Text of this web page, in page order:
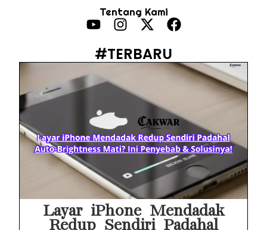
Prabowo Sebut ‘Londo Ireng’, Ray Rangkuti Desak DPR Bersikap, Ini Ulasan Politiknya
MAKI Soroti Penahanan Eks Jampidsus Febrie Adriansyah Tanpa Rompi Pink
Babak Baru Kasus Febrie Adriansyah, Rencana Praperadilan Penyitaan Emas dan Uang Tunai Jadi Sorotan
Baterai Apple Watch Cepat Boros? Ini Penyebab dan Cara Mengatasinya
HP Huawei Cepat Panas? Ini Penyebab Utama dan Cara Mengatasinya
Tentang Kami
#TERBARU
Layar iPhone Mendadak
Redup Sendiri Padahal